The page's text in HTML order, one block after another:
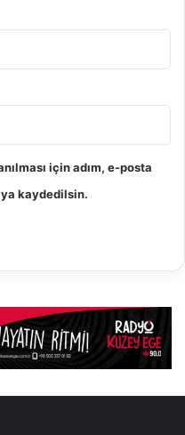
için adım, e-posta
kaydedilsin.